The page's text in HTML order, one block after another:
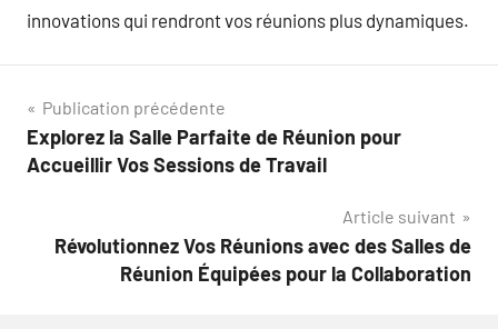
innovations qui rendront vos réunions plus dynamiques.
Navigation
de
Publication précédente
Explorez la Salle Parfaite de Réunion pour
Accueillir Vos Sessions de Travail
Article suivant
Révolutionnez Vos Réunions avec des Salles de
Réunion Équipées pour la Collaboration